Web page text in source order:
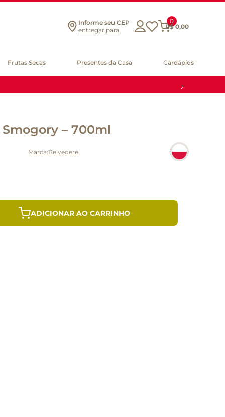
Informe seu CEP
entregar para
0
R$ 0,00
Frutas Secas Presentes da Casa Cardápios
– 700ml
Belvedere
ADICIONAR AO CARRINHO